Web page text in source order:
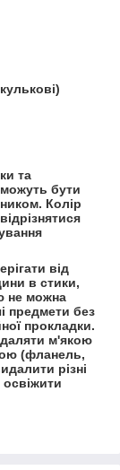
та
бути
Колір
від
в стики,
не можна
предмети без
прокладки.
м'якою
(фланель,
різні
освіжити